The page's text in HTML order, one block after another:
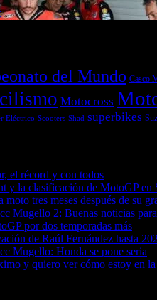
del Mundo Casco
Motocross
Eléctrico Scooters Shad superbikes
el récord y con todos
y la clasificación de MotoGP en
tres meses después de su
Mugello 2: Buenas noticias
por dos temporadas más
de Raúl Fernández hasta
Mugello: Honda se pone seria
y quiero ver cómo estoy en